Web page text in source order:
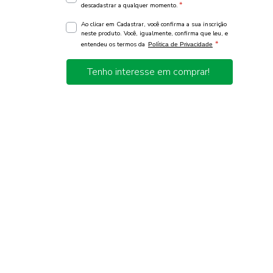
descadastrar a qualquer momento. *
Ao clicar em Cadastrar, você confirma a sua inscrição
neste produto. Você, igualmente, confirma que leu, e
entendeu os termos da Política de Privacidade *
Tenho interesse em comprar!